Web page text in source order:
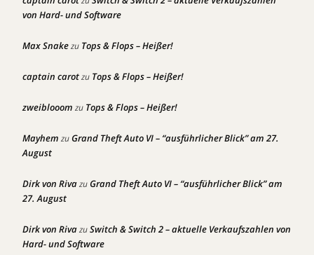
von Hard- und Software
Max Snakezu Tops & Flops – Heißer!
captain carotzu Tops & Flops – Heißer!
zweiblooom zu Tops & Flops – Heißer!
Mayhem zuGrand Theft Auto VI – “ausführlicher Blick” am 27.
August
Dirk von RivazuGrand Theft Auto VI – “ausführlicher Blick” am
27. August
Dirk von RivazuSwitch & Switch 2 – aktuelle Verkaufszahlen von
Hard- und Software